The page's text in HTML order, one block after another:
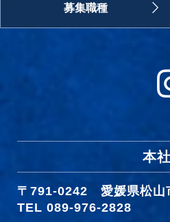
募集職種
本
〒791-0242 愛媛県松山
TEL 089-976-2828